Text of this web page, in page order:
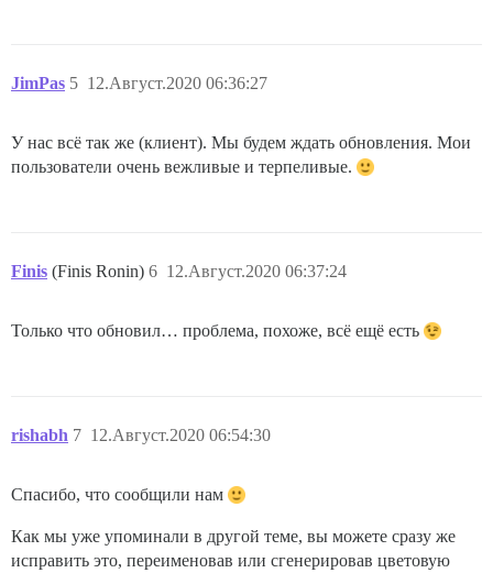
JimPas 12.Август.2020 06:36:27
5
У нас всё так же (клиент). Мы будем ждать обновления. Мои
пользователи очень вежливые и терпеливые.
Finis (Finis Ronin) 12.Август.2020 06:37:24
6
Только что обновил… проблема, похоже, всё ещё есть
rishabh 12.Август.2020 06:54:30
7
Спасибо, что сообщили нам
Как мы уже упоминали в другой теме, вы можете сразу же
исправить это, переименовав или сгенерировав цветовую